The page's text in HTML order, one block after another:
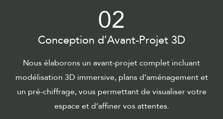
02
Conception d’Avant-Projet 3D
Nous élaborons un avant-projet complet incluant
modélisation 3D immersive, plans d’aménagement et
un pré-chiffrage, vous permettant de visualiser votre
espace et d’affiner vos attentes.